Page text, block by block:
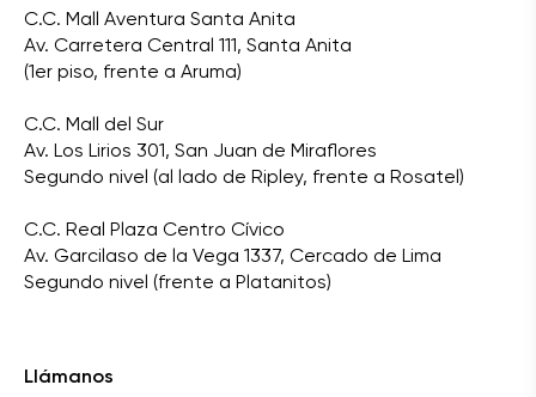
C.C. Mall Aventura Santa Anita
Av. Carretera Central 111, Santa Anita
(1er piso, frente a Aruma)
C.C. Mall del Sur
Av. Los Lirios 301, San Juan de Miraflores
Segundo nivel (al lado de Ripley, frente a Rosatel)
C.C. Real Plaza Centro Cívico
Av. Garcilaso de la Vega 1337, Cercado de Lima
Segundo nivel (frente a Platanitos)
Llámanos